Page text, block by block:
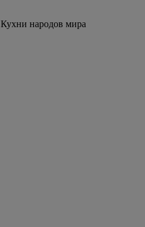
Кухни народов мира